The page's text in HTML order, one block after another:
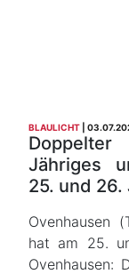
BLAULICHT
Jähriges
25. und 26.
Ovenhausen
hat am 25.
Ovenhausen: